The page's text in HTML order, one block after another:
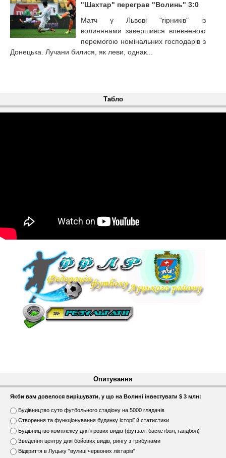
"Шахтар" переграв "Волинь" 3:0
Матч у Львові "гірників" із
волинянами завершився впевненою
перемогою номінальних господарів з
Донецька. Лучани билися, як леви, однак...
Табло
Опитування
Якби вам довелося вирішувати, у що на Волині інвестувати $ 3 млн:
В
а
р
і
а
н
Будівництво суто футбольного стадіону на 5000 глядачів
Створення та функціонування будинку історії й статистики
Будівництво комплексу для ігрових видів (футзал, баскетбол, гандбол)
Зведення центру для бойових видів, рингу з трибунами
Відкриття в Луцьку "вулиці червоних ліхтарів"